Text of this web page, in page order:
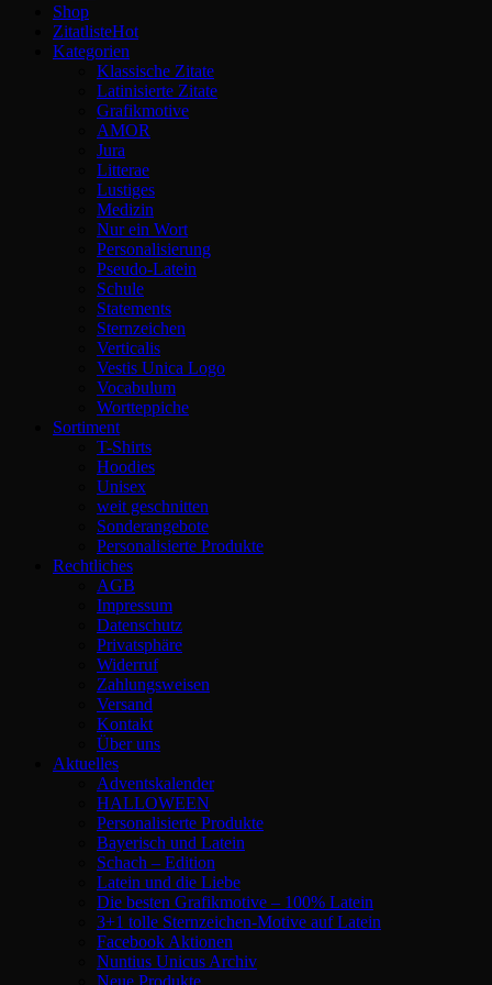
Shop
Zitatliste
Kategorien
Klassische Zitate
Latinisierte Zitate
Grafikmotive
AMOR
Jura
Litterae
Lustiges
Medizin
Nur ein Wort
Personalisierung
Pseudo-Latein
Schule
Statements
Sternzeichen
Verticalis
Vestis Unica Logo
Vocabulum
Wortteppiche
Sortiment
T-Shirts
Hoodies
Unisex
weit geschnitten
Sonderangebote
Personalisierte Produkte
Rechtliches
AGB
Impressum
Datenschutz
Privatsphäre
Widerruf
Zahlungsweisen
Versand
Kontakt
Über uns
Aktuelles
Adventskalender
HALLOWEEN
Personalisierte Produkte
Bayerisch und Latein
Schach – Edition
Latein und die Liebe
Die besten Grafikmotive – 100% Latein
3+1 tolle Sternzeichen-Motive auf Latein
Facebook Aktionen
Nuntius Unicus Archiv